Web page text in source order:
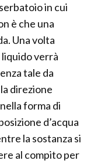
in cui
è che una
Una volta
liquido verrà
tale da
direzione
forma di
d’acqua
la sostanza si
al compito per